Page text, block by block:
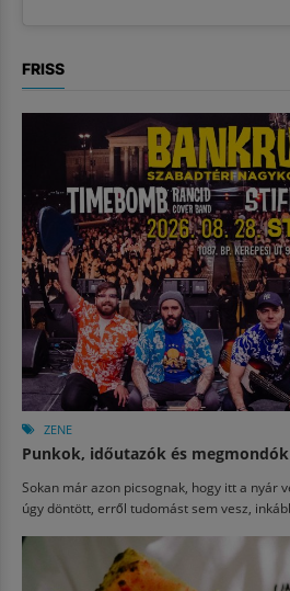
FRISS
ZENE
Punkok, időutazók és megmondók
Sokan már azon picsognak, hogy itt a nyár
úgy döntött, erről tudomást sem vesz,